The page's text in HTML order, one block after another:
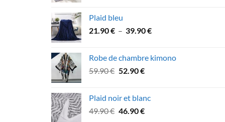
était :
64.90 €.59.90 €.
Plaid bleu
21.90€ – 39.90€Plage
21.90 €
Robe de chambre kimono
59.90€ Le
était :
59.90 €.
52.90€Le
est :
52.90 €.
Plaid noir et blanc
49.90€ Le
46.90€Le